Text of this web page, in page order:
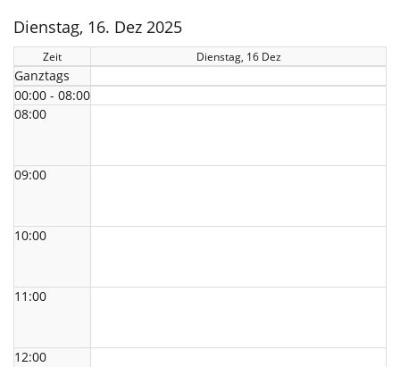
Dienstag, 16. Dez 2025
Zeit Dienstag, 16 Dez
Ganztags
00:00 - 08:00
08:00
09:00
10:00
11:00
12:00